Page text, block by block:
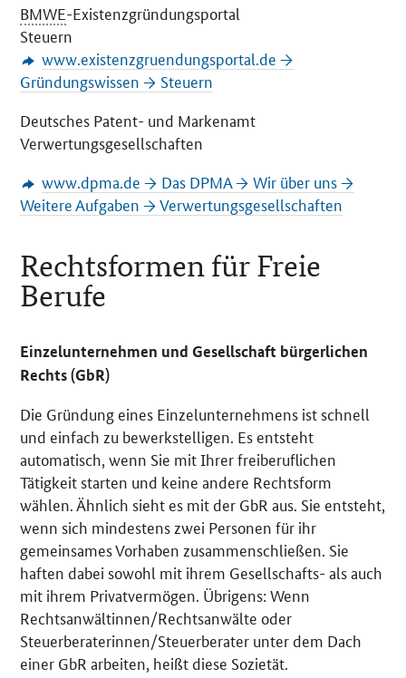
BMWE-Existenzgründungsportal
Steuern
www.existenzgruendungsportal.de →
Gründungswissen → Steuern
Deutsches Patent- und Markenamt
Verwertungsgesellschaften
www.dpma.de → Das DPMA → Wir über uns →
Weitere Aufgaben → Verwertungsgesellschaften
Rechtsformen für Freie
Berufe
Einzelunternehmen und Gesellschaft bürgerlichen
Rechts (GbR)
Die Gründung eines Einzelunternehmens ist schnell
und einfach zu bewerkstelligen. Es entsteht
automatisch, wenn Sie mit Ihrer freiberuflichen
Tätigkeit starten und keine andere Rechtsform
wählen. Ähnlich sieht es mit der GbR aus. Sie entsteht,
wenn sich mindestens zwei Personen für ihr
gemeinsames Vorhaben zusammenschließen. Sie
haften dabei sowohl mit ihrem Gesellschafts- als auch
mit ihrem Privatvermögen. Übrigens: Wenn
Rechtsanwältinnen/Rechtsanwälte oder
Steuerberaterinnen/Steuerberater unter dem Dach
einer GbR arbeiten, heißt diese Sozietät.